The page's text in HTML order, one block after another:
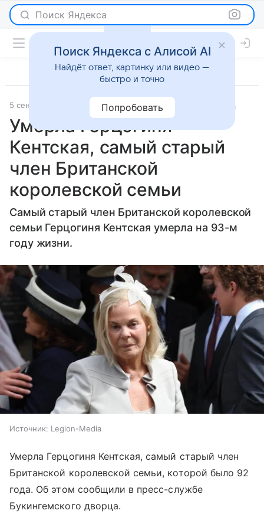
Поиск Яндекса
5 сентября 2025 Комсомольская правда Светская жизнь
Умерла Герцогиня
Кентская, самый старый
член Британской
королевской семьи
Самый старый член Британской королевской
семьи Герцогиня Кентская умерла на 93-м
году жизни.
Источник: Legion-Media
Умерла Герцогиня Кентская, самый старый член
Британской королевской семьи, которой было 92
года. Об этом сообщили в пресс-службе
Букингемского дворца.
Поиск Яндекса с Алисой AI
Найдёт ответ, картинку или видео —
быстро и точно
Попробовать